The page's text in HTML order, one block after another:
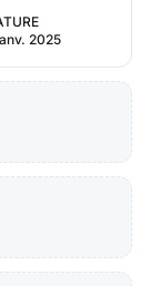
2025